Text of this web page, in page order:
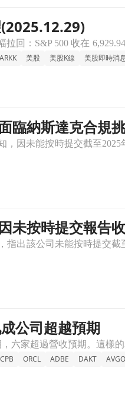
(2025.12.29)
ARKK 美股 美股K線 美股即時消
納斯達克合規
按時提交報告
公司超越預期
CPB ORCL ADBE DAKT AVGO